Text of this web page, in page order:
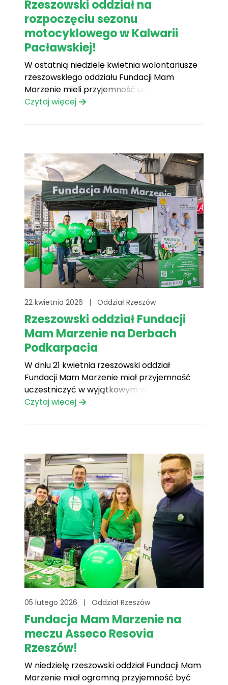
Rzeszowski oddział na
rozpoczęciu sezonu
motocyklowego w Kalwarii
Pacławskiej!
W ostatnią niedzielę kwietnia wolontariusze
rzeszowskiego oddziału Fundacji Mam
Marzenie mieli przyjemność uczestniczyć w
inauguracji sezonu motocyklowego w
rozpoczęcia nowego sezonu w wyjątkowej
atmosferze. Pomimo niesprzyjających
warunków pogodowych, na miejscu pojawiło
się wielu uczestników, którzy swoją[...]
Czytaj więcej
22 kwietnia 2026 | Oddział Rzeszów
Rzeszowski oddział Fundacji
Mam Marzenie na Derbach
Podkarpacia
W dniu 21 kwietnia rzeszowski oddział
Fundacji Mam Marzenie miał przyjemność
uczestniczyć w wyjątkowym wydarzeniu
sportowym – Derbach Podkarpacia,
obecni na stadionie z fundacyjnym stoiskiem,
gdzie prowadzili działania informacyjne oraz
zbiórkę środków[...]
Czytaj więcej
05 lutego 2026 | Oddział Rzeszów
Fundacja Mam Marzenie na
meczu Asseco Resovia
Rzeszów!
W niedzielę rzeszowski oddział Fundacji Mam
Marzenie miał ogromną przyjemność być